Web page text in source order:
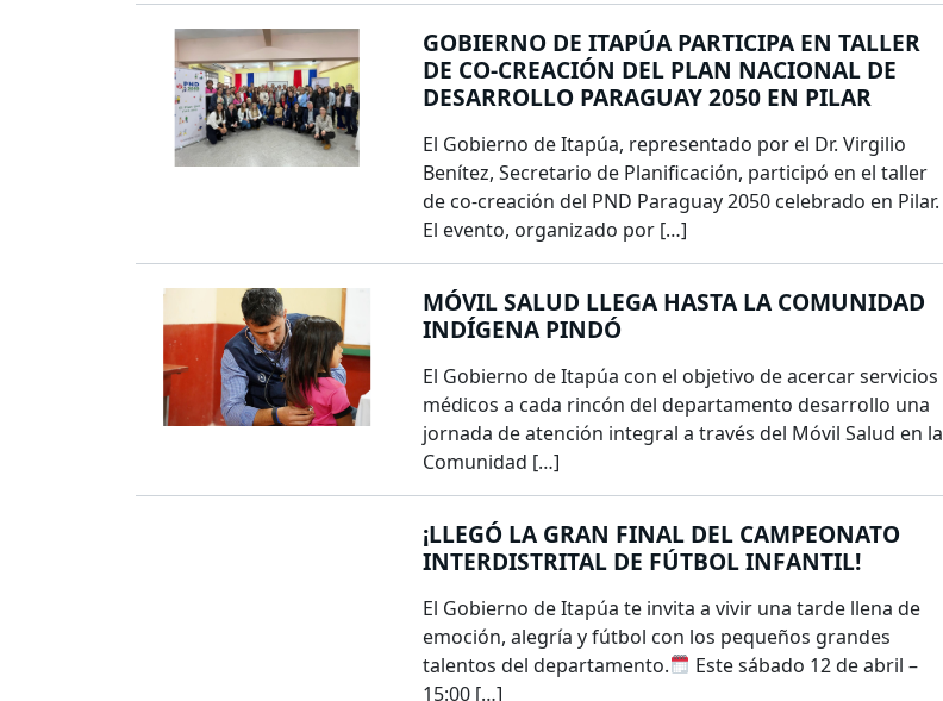
GOBIERNO DE ITAPÚA PARTICIPA EN TALLER
DE CO-CREACIÓN DEL PLAN NACIONAL DE
DESARROLLO PARAGUAY 2050 EN PILAR
El Gobierno de Itapúa, representado por el Dr. Virgilio
Benítez, Secretario de Planificación, participó en el taller
de co-creación del PND Paraguay 2050 celebrado en Pilar.
El evento, organizado por […]
MÓVIL SALUD LLEGA HASTA LA COMUNIDAD
INDÍGENA PINDÓ
El Gobierno de Itapúa con el objetivo de acercar servicios
médicos a cada rincón del departamento desarrollo una
jornada de atención integral a través del Móvil Salud en la
Comunidad […]
¡LLEGÓ LA GRAN FINAL DEL CAMPEONATO
INTERDISTRITAL DE FÚTBOL INFANTIL!
El Gobierno de Itapúa te invita a vivir una tarde llena de
emoción, alegría y fútbol con los pequeños grandes
talentos del departamento.
Este sábado 12 de abril –
15:00 […]